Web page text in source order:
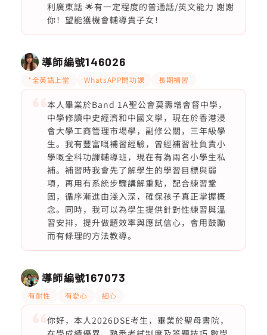
利廣東話 🌟有一定程度的普通話/英文能力 謝謝
你！望能獲機會輔導貴子女！
導師編號146026
*全英語上堂 WhatsAPP問功課 長期補習
本人畢業於Band 1A聖公會莫壽增會督中學，
中學修讀中史經濟和中國文學，現在於香港浸
會大學工商管理市場學，副修公關，三年級學
生。我有豐富嘅補習經驗，曾經補習社負責小
學嘅全科功課輔導班，現在有為兩名小學生私
補。補習時我會先了解學生的學習目標與弱
項，再用有系統步驟講解重點，配合練習鞏
固，循序漸進由淺入深，確保孩子真正掌握概
念。同時，我可以為學生提供針對性練習與溫
習安排，提升做題效率與應試信心，會用鼓勵
而有條理的方法教導。
導師編號167073
有耐性 有愛心 細心
你好，本人2026DSE考生，畢業於聖母書院，